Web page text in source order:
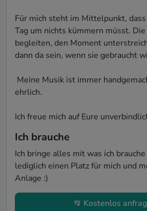
Für mich steht im Mittelpunkt, dass
Tag um nichts kümmern müsst.
begleiten, den Moment
dann da sein, wenn sie gebraucht
ehrlich.
Ich brauche
Ich bringe alles mit was ich
lediglich einen Platz für mich und
Kostenlos